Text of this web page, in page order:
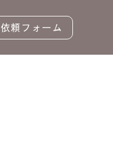
依頼フォーム